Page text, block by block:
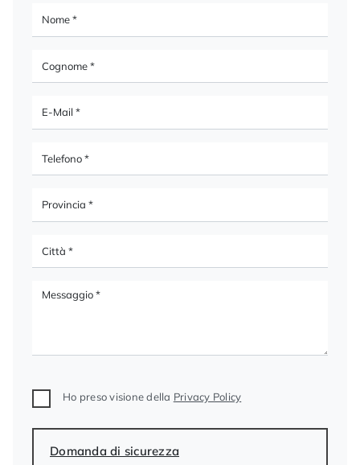
Ho preso visione della Privacy Policy
Domanda di sicurezza